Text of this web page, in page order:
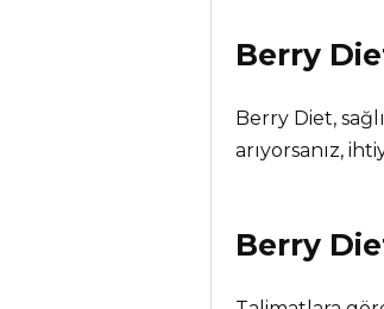
Berry
Berry Diet,
arıyorsanız,
Berry